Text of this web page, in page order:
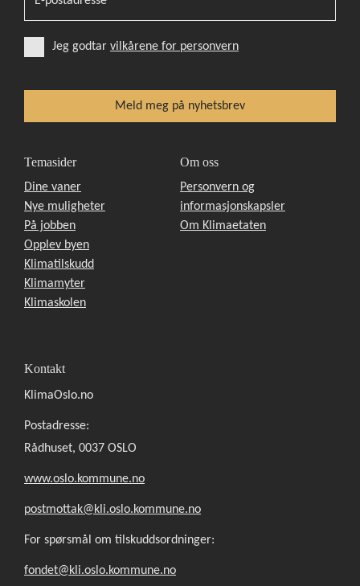
Jeg godtar vilkårene for personvern
Temasider
Dine vaner
Nye muligheter
På jobben
Opplev byen
Klimatilskudd
Klimamyter
Klimaskolen
Om oss
Personvern og
informasjonskapsler
Om Klimaetaten
Kontakt
KlimaOslo.no
Postadresse:
Rådhuset, 0037 OSLO
www.oslo.kommune.no
postmottak@kli.oslo.kommune.no
For spørsmål om tilskuddsordninger:
fondet@kli.oslo.kommune.no